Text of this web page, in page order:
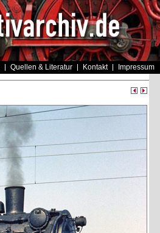
Quellen & Literatur Kontakt Impressum